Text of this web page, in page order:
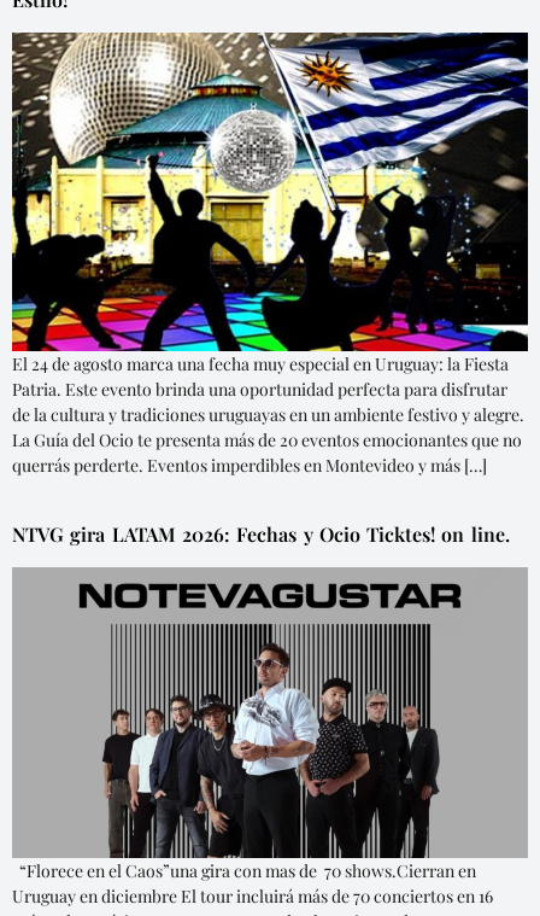
El 24 de agosto marca una fecha muy especial en Uruguay: la Fiesta
Patria. Este evento brinda una oportunidad perfecta para disfrutar
de la cultura y tradiciones uruguayas en un ambiente festivo y alegre.
La Guía del Ocio te presenta más de 20 eventos emocionantes que no
querrás perderte. Eventos imperdibles en Montevideo y más […]
NTVG gira LATAM 2026: Fechas y Ocio Ticktes! on line.
“Florece en el Caos”una gira con mas de 70 shows.Cierran en
Uruguay en diciembre El tour incluirá más de 70 conciertos en 16